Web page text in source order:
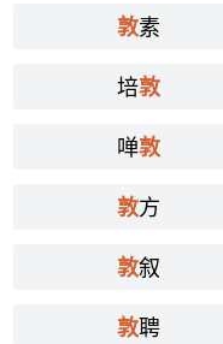
敦素
培敦
啴敦
敦方
敦叙
敦聘